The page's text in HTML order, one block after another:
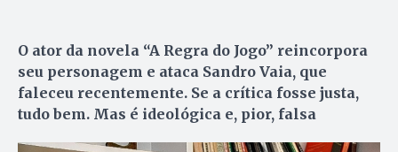
O ator da novela “A Regra do Jogo” reincorpora
seu personagem e ataca Sandro Vaia, que
faleceu recentemente. Se a crítica fosse justa,
tudo bem. Mas é ideológica e, pior, falsa